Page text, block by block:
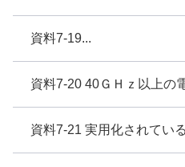
資料7-19...
資料7-20 40ＧＨｚ以上の
資料7-21 実用化されてい